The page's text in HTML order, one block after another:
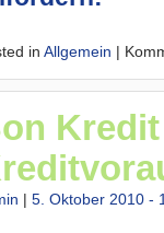
in Allgemein |
| 5. Oktober 2010 -